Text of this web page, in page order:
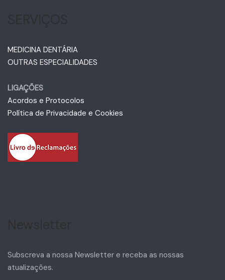
MEDICINA DENTÁRIA
OUTRAS ESPECIALIDADES
LIGAÇÕES
Acordos e Protocolos
Política de Privacidade e Cookies
Subscreva a nossa Newsletter e receba as nossas
atualizações.